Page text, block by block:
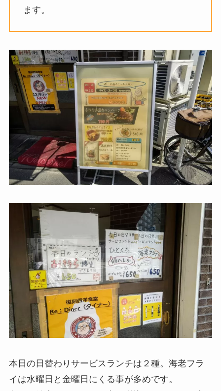
ます。
本日の日替わりサービスランチは２種。海老フラ
イは水曜日と金曜日にくる事が多めです。